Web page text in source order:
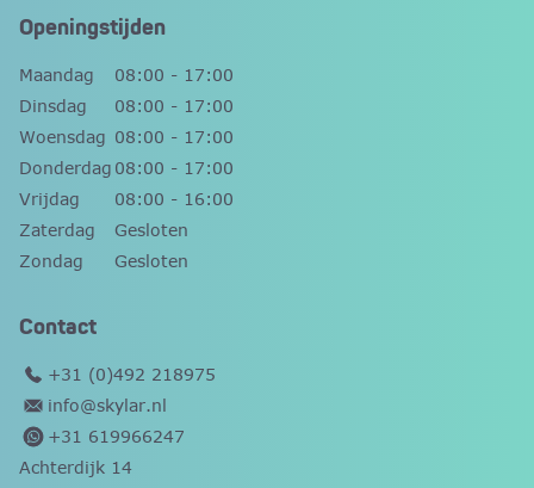
Contact
+31 (0)492 218975
info@skylar.nl
+31 619966247
Achterdijk 14
Openingstijden
Maandag
08:00 - 17:00
Dinsdag
08:00 - 17:00
Woensdag 08:00 - 17:00
Donderdag 08:00 - 17:00
Vrijdag
08:00 - 16:00
Zaterdag
Gesloten
Zondag
Gesloten